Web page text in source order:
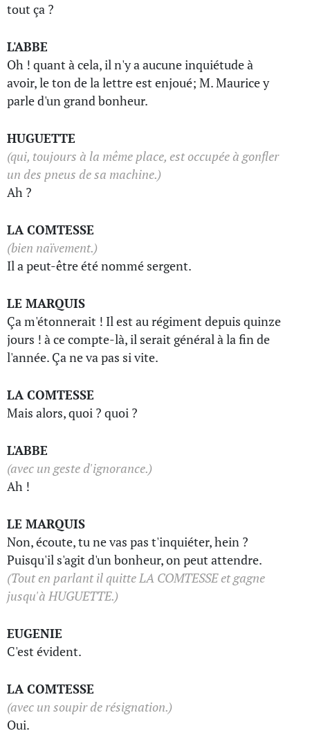
tout ça ?
L'ABBE
Oh ! quant à cela, il n'y a aucune inquiétude à
avoir, le ton de la lettre est enjoué; M. Maurice y
parle d'un grand bonheur.
HUGUETTE
(qui, toujours à la même place, est occupée à gonfler
un des pneus de sa machine.)
Ah ?
LA COMTESSE
(bien naïvement.)
Il a peut-être été nommé sergent.
LE MARQUIS
Ça m'étonnerait ! Il est au régiment depuis quinze
jours ! à ce compte-là, il serait général à la fin de
l'année. Ça ne va pas si vite.
LA COMTESSE
Mais alors, quoi ? quoi ?
L'ABBE
(avec un geste d'ignorance.)
Ah !
LE MARQUIS
Non, écoute, tu ne vas pas t'inquiéter, hein ?
Puisqu'il s'agit d'un bonheur, on peut attendre.
(Tout en parlant il quitte LA COMTESSE et gagne
jusqu'à HUGUETTE.)
EUGENIE
C'est évident.
LA COMTESSE
(avec un soupir de résignation.)
Oui.